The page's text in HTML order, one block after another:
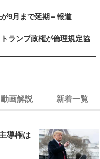
9月まで延期＝報道
ランプ政権が倫理規定協
動画解説 新着一覧
導権は